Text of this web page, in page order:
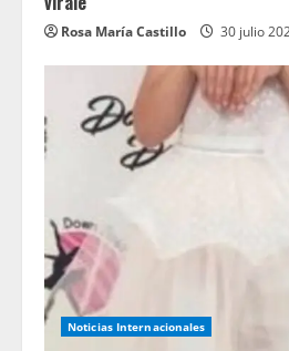
Rosa María Castillo 30 julio
Noticias Internacionales